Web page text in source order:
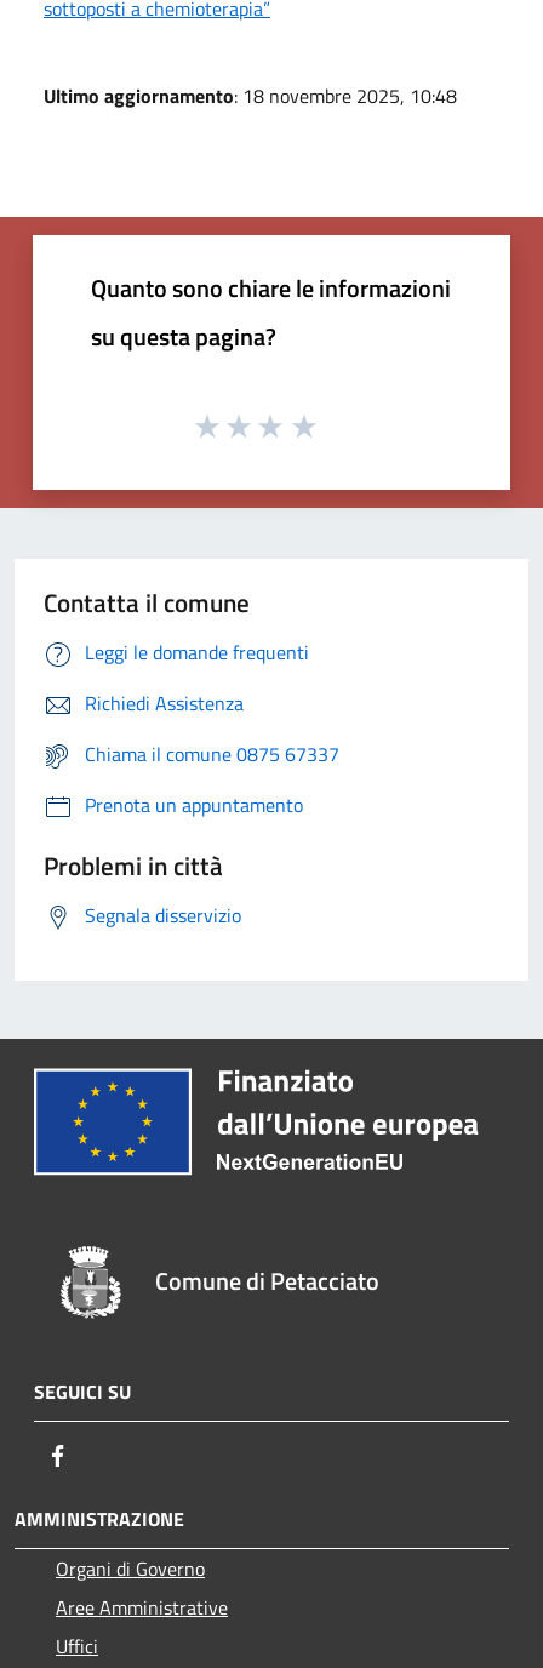
sottoposti a chemioterapia”
Ultimo aggiornamento: 18 novembre 2025, 10:48
Quanto sono chiare le informazioni
su questa pagina?
Contatta il comune
Leggi le domande frequenti
Richiedi Assistenza
Chiama il comune 0875 67337
Prenota un appuntamento
Problemi in città
Segnala disservizio
Comune di Petacciato
SEGUICI SU
AMMINISTRAZIONE
Organi di Governo
Aree Amministrative
Uffici